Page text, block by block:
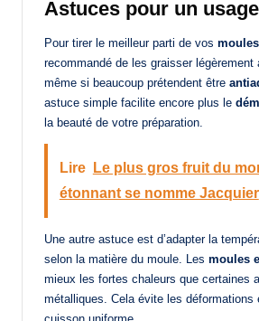
Astuces pour un
Pour tirer le meilleur parti de vos
recommandé de les graisser légèrement
même si beaucoup prétendent être
astuce simple facilite encore plus le
la beauté de votre préparation.
Lire
Le plus gros fruit du
étonnant se nomme Jacquier
Une autre astuce est d’adapter la
selon la matière du moule. Les moules
mieux les fortes chaleurs que certaines
métalliques. Cela évite les déformations